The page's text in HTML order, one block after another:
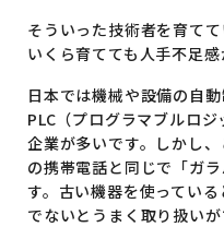
そういった技術者を育て
いくら育てても人手不足感
日本では機械や設備の自
PLC（プログラマブルロ
企業が多いです。しかし
の携帯電話と同じで「ガ
す。古い機器を使ってい
でないとうまく取り扱い